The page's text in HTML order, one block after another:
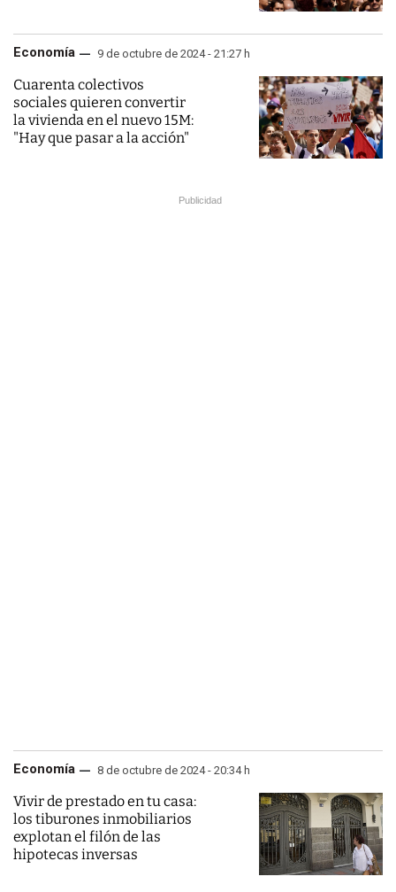
Economía 9 de octubre de 2024 - 21:27 h
Cuarenta colectivos
sociales quieren convertir
la vivienda en el nuevo 15M:
"Hay que pasar a la acción"
Publicidad
Economía 8 de octubre de 2024 - 20:34 h
Vivir de prestado en tu casa:
los tiburones inmobiliarios
explotan el filón de las
hipotecas inversas